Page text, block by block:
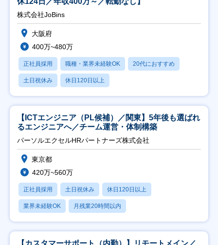
株式会社JoBins
大阪府
400万~480万
正社員採用 職種・業界未経験OK 20代におすすめ
土日祝休み 休日120日以上
【ICTエンジニア（PL候補）／関東】5年後も選ばれ
るエンジニアへ／チーム運営・体制構築
パーソルエクセルHRパートナーズ株式会社
東京都
420万~560万
正社員採用 土日祝休み 休日120日以上
業界未経験OK 月残業20時間以内
【カスタマーサポート（内勤）】リモートメイン／